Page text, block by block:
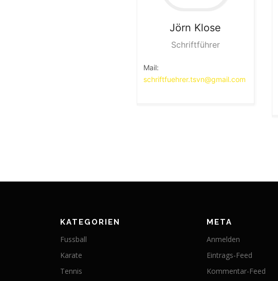
Jörn Klose
Schriftführer
Mail:
schriftfuehrer.tsvn@gmail.com
KATEGORIEN
Fussball
Karate
Tennis
META
Anmelden
Eintrags-Feed
Kommentar-Feed